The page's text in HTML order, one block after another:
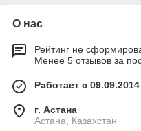
О нас
Рейтинг не
Менее 5 отзывов за
Работает с 09.09.2014
г. Астана
Астана, Казахстан